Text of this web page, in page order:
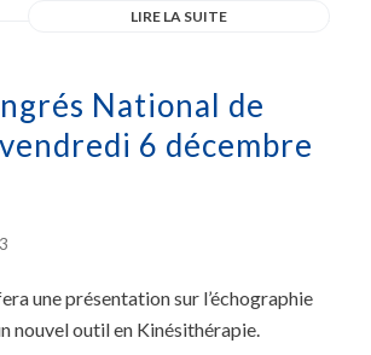
LIRE LA SUITE
National de
vendredi 6 décembre
une présentation sur l’échographie
nouvel outil en Kinésithérapie.